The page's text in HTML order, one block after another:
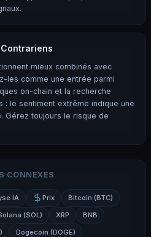
mieux combinés avec
les comme une entrée parmi
on-chain et la recherche
: le sentiment extrême indique une
Gérez toujours le risque de
CONNEXES
IA Prix Bitcoin (BTC)
(SOL) XRP
BNB
Dogecoin (DOGE)